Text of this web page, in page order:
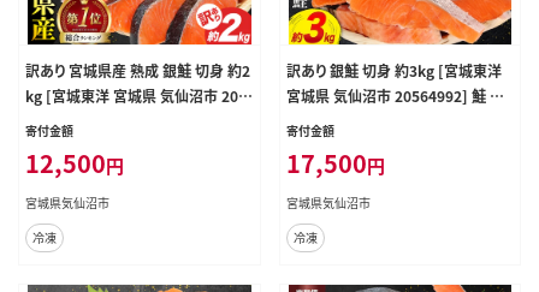
訳あり 宮城県産 熟成 銀鮭 切身 約2
kg [宮城東洋 宮城県 気仙沼市 205
63343] 鮭 海鮮 魚介類 国産 さけ 鮭
おかず 弁当 支援 事業者支援 サーモ
ン 魚 銀鮭切り身
寄付金額
12,500円
宮城県気仙沼市
冷凍
訳あり 銀鮭 切身 約3kg [宮城東洋
宮城県 気仙沼市 20564992] 鮭 魚
介類 海鮮 訳アリ 規格外 不揃い さ
庭用 おかず 弁当 支援 サーモン 銀
鮭切り身 魚 わけあり
寄付金額
17,500円
宮城県気仙沼市
冷凍